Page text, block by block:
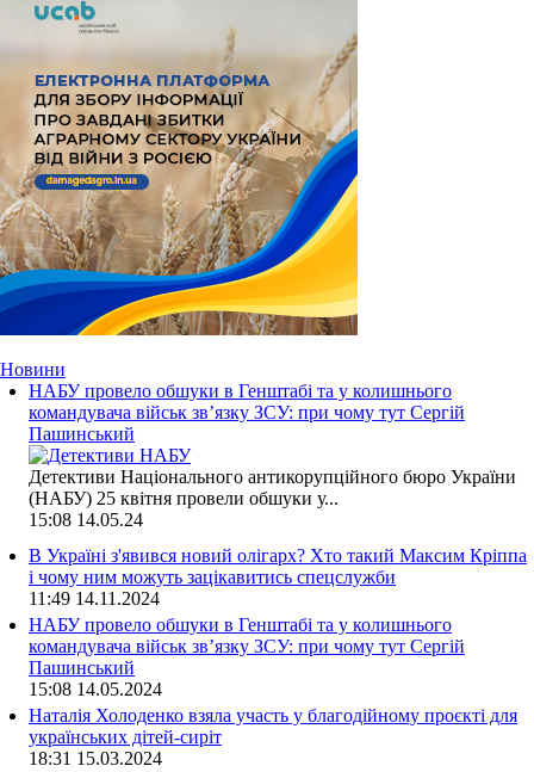
Новини
НАБУ провело обшуки в Генштабі та у колишнього
командувача військ зв’язку ЗСУ: при чому тут Сергій
Пашинський
Детективи Національного антикорупційного бюро України
(НАБУ) 25 квітня провели обшуки у...
15:08 14.05.24
В Україні з'явився новий олігарх? Хто такий Максим Кріппа
і чому ним можуть зацікавитись спецслужби
11:49 14.11.2024
НАБУ провело обшуки в Генштабі та у колишнього
командувача військ зв’язку ЗСУ: при чому тут Сергій
Пашинський
15:08 14.05.2024
Наталія Холоденко взяла участь у благодійному проєкті для
українських дітей-сиріт
18:31 15.03.2024